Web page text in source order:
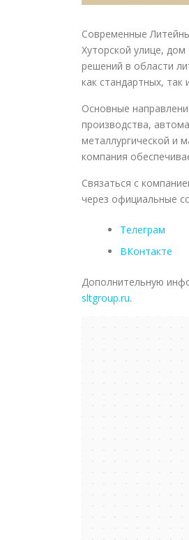
Современные
Хуторской улице,
решений в области
как стандартных, так
Основные
производства,
металлургической и
компания
Связаться с
через официальные
Телеграм
ВКонтакте
Дополнительную
sltgroup.ru.